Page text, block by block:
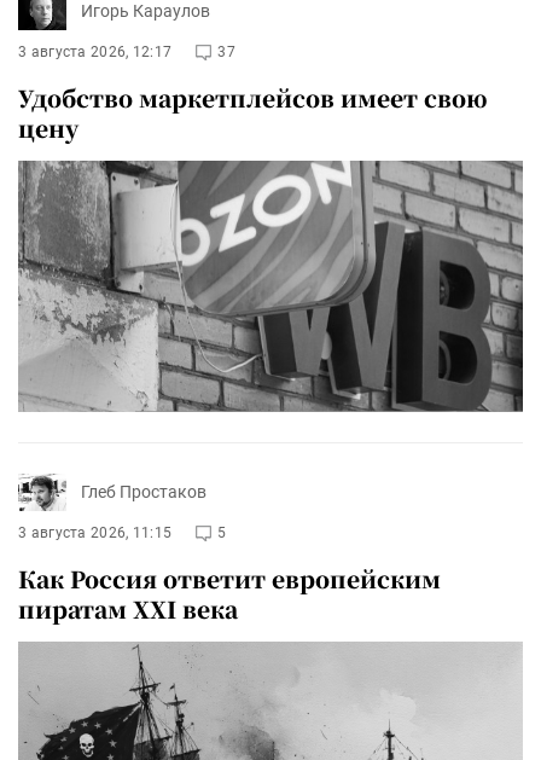
Игорь Караулов
3 августа 2026, 12:17 37
Удобство маркетплейсов имеет свою
цену
Глеб Простаков
3 августа 2026, 11:15 5
Как Россия ответит европейским
пиратам XXI века